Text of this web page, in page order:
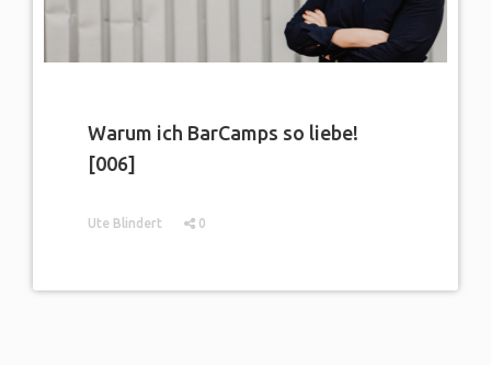
Warum ich BarCamps so liebe!
[006]
Ute Blindert 0